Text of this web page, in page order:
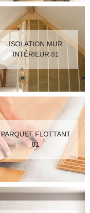
ISOLATION MUR
INTÉRIEUR 81
PARQUET FLOTTANT
81